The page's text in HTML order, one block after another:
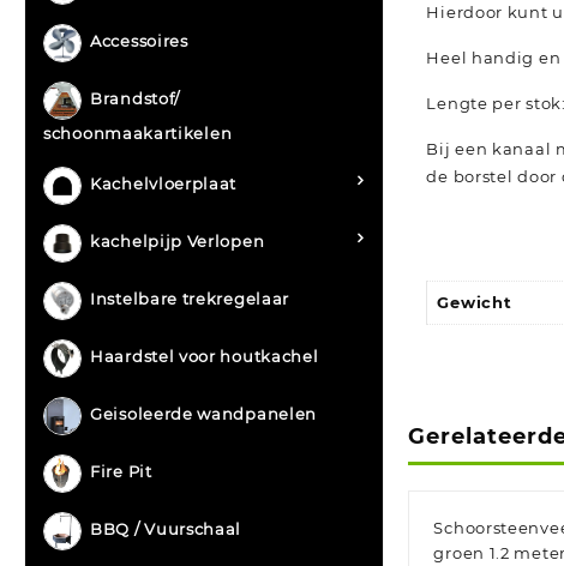
Accessoires
Brandstof/
schoonmaakartikelen
Kachelvloerplaat
kachelpijp Verlopen
Instelbare trekregelaar
Haardstel voor houtkachel
Geisoleerde wandpanelen
Fire Pit
BBQ / Vuurschaal
Hierdoor kunt
Heel handig en
Lengte per
Bij een kanaal
de borstel door
Gewicht
groen 1.2